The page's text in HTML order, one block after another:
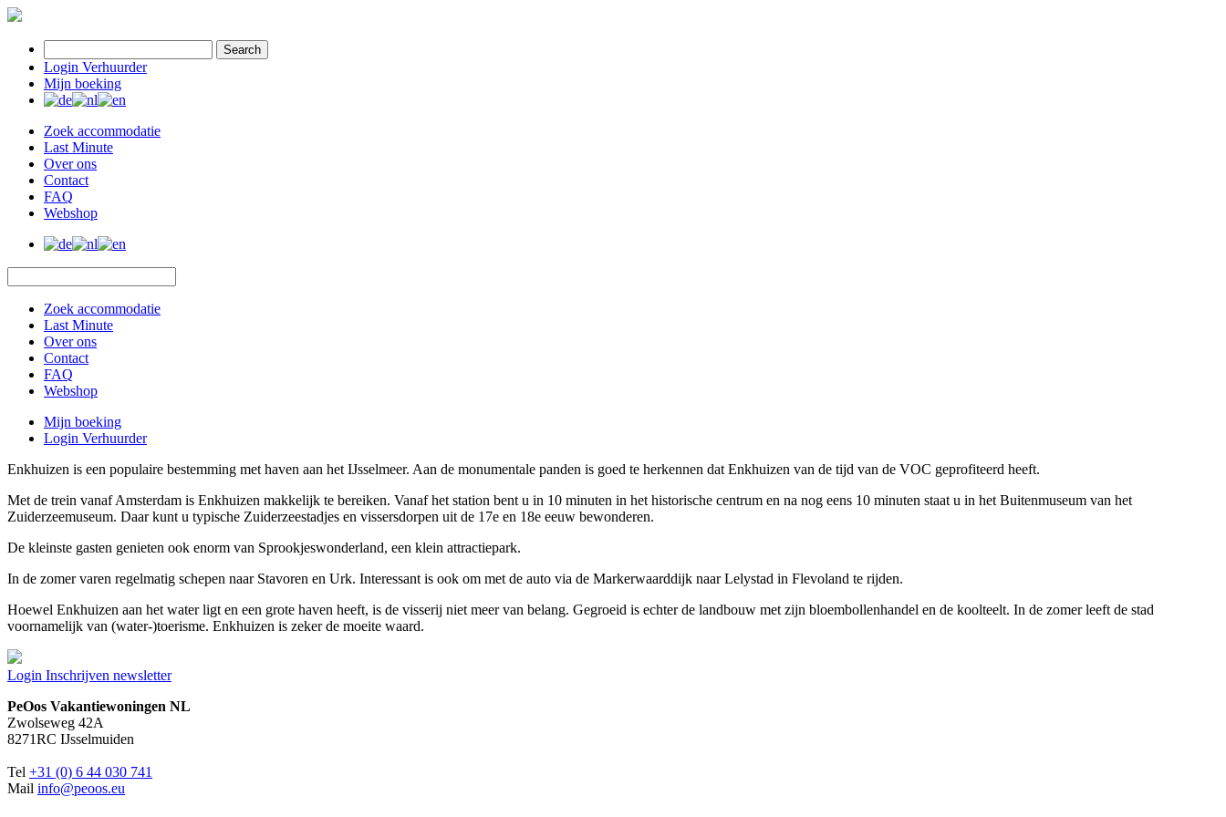
Search
Login Verhuurder
Mijn boeking
Zoek accommodatie
Last Minute
Over ons
Contact
FAQ
Webshop
Zoek accommodatie
Last Minute
Over ons
Contact
FAQ
Webshop
Mijn boeking
Login Verhuurder
Enkhuizen is een populaire bestemming met haven aan het IJsselmeer. Aan de monumentale panden is goed te herkennen dat Enkhuizen van de tijd van de VOC geprofiteerd heeft.
Met de trein vanaf Amsterdam is Enkhuizen makkelijk te bereiken. Vanaf het station bent u in 10 minuten in het historische centrum en na nog eens 10 minuten staat u in het Buitenmuseum van het
Zuiderzeemuseum. Daar kunt u typische Zuiderzeestadjes en vissersdorpen uit de 17e en 18e eeuw bewonderen.
De kleinste gasten genieten ook enorm van Sprookjeswonderland, een klein attractiepark.
In de zomer varen regelmatig schepen naar Stavoren en Urk. Interessant is ook om met de auto via de Markerwaarddijk naar Lelystad in Flevoland te rijden.
Hoewel Enkhuizen aan het water ligt en een grote haven heeft, is de visserij niet meer van belang. Gegroeid is echter de landbouw met zijn bloembollenhandel en de koolteelt. In de zomer leeft de stad
voornamelijk van (water-)toerisme. Enkhuizen is zeker de moeite waard.
Login Inschrijven newsletter
PeOos Vakantiewoningen NL
Zwolseweg 42A
8271RC IJsselmuiden
Tel +31 (0) 6 44 030 741
Mail info@peoos.eu